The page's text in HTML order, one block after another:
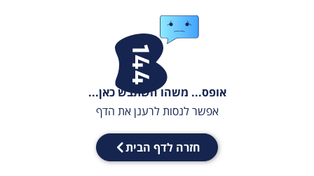
אופס... משהו השתבש כאן...
אפשר לנסות לרענן את הדף
חזרה לדף הבית